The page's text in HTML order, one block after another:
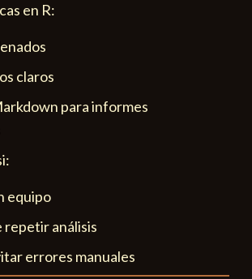
en R:
claros
para informes
equipo
repetir análisis
errores manuales